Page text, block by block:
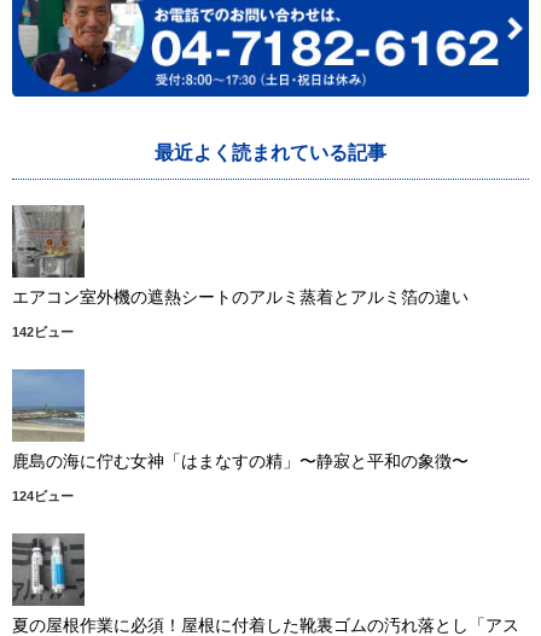
最近よく読まれている記事
エアコン室外機の遮熱シートのアルミ蒸着とアルミ箔の違い
142ビュー
鹿島の海に佇む女神「はまなすの精」〜静寂と平和の象徴〜
124ビュー
夏の屋根作業に必須！屋根に付着した靴裏ゴムの汚れ落とし「アス